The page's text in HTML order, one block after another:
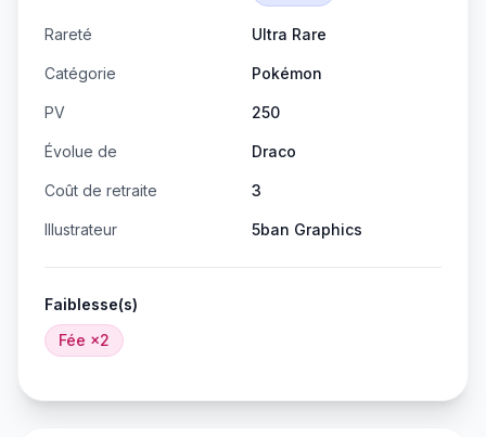
Rareté Ultra Rare
Catégorie Pokémon
PV 250
Évolue de Draco
Coût de retraite 3
Illustrateur 5ban Graphics
Faiblesse(s)
Fée ×2